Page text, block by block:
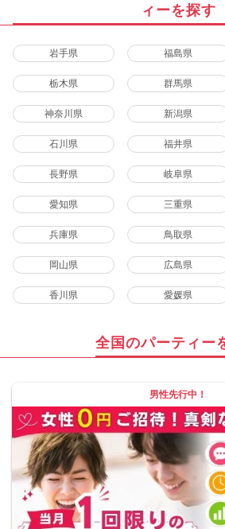
ィーを探す
岩手県 福島県
栃木県 群馬県
神奈川県 新潟県
石川県 福井県
長野県 岐阜県
愛知県 三重県
兵庫県 鳥取県
岡山県 広島県
香川県 愛媛県
全国のパーティー
男性先行中！